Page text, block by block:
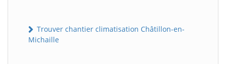
Trouver chantier climatisation Châtillon-en-
Michaille